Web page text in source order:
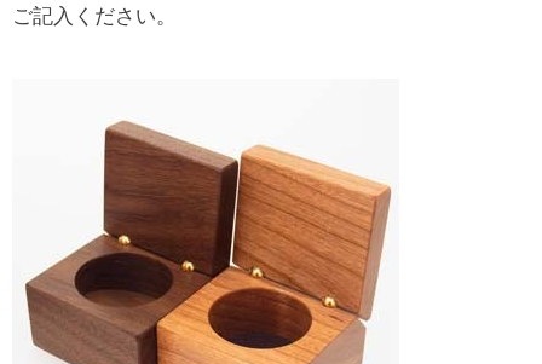
ご記入ください。